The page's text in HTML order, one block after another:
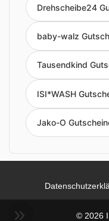
Drehscheibe24
baby-walz
Tausendkind
ISI*WASH
Jako-O
© 2026